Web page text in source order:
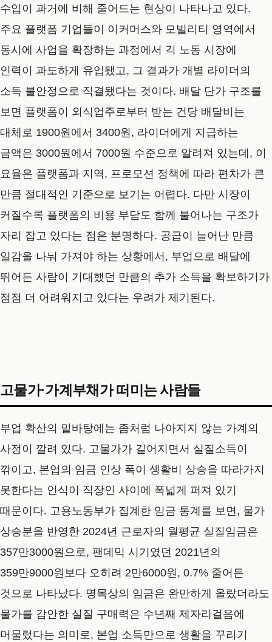
수입이 과거에 비해 줄어드는 현상이 나타나고 있다.
주요 플랫폼 기업들이 이커머스와 모빌리티 영역에서
동시에 사업을 확장하는 과정에서 긱 노동 시장에
인력이 과도하게 유입됐고, 그 결과가 개별 라이더의
소득 불안정으로 직결됐다는 것이다. 배달 단가 구조를
보면 플랫폼이 외식업주로부터 받는 건당 배달비는
대체로 1900원에서 3400원, 라이더에게 지급하는
금액은 3000원에서 7000원 수준으로 알려져 있는데, 이
요율은 플랫폼과 지역, 프로모션 정책에 따라 편차가 큰
만큼 절대적인 기준으로 보기는 어렵다. 다만 시장이
커질수록 플랫폼의 비용 부담도 함께 불어나는 구조가
자리 잡고 있다는 점은 분명하다. 공급이 늘어난 만큼
일감을 나눠 가져야 하는 상황에서, 부업으로 배달에
뛰어든 사람이 기대했던 만큼의 추가 소득을 확보하기가
점점 더 어려워지고 있다는 우려가 제기된다.
고물가·가계부채가 떠미는 사람들
부업 확산의 밑바탕에는 좀처럼 나아지지 않는 가계의
사정이 깔려 있다. 고물가가 길어지면서 실질소득이
깎이고, 본업의 임금 인상 폭이 생활비 상승을 따라가지
못한다는 인식이 직장인 사이에 폭넓게 퍼져 있기
때문이다. 고용노동부가 집계한 임금 통계를 보면, 물가
상승분을 반영한 2024년 근로자의 월평균 실질임금은
357만3000원으로, 팬데믹 시기였던 2021년의
359만9000원보다 오히려 2만6000원, 0.7% 줄어든
것으로 나타났다. 명목상의 임금은 완만하게 올랐더라도
물가를 감안한 실질 구매력은 수년째 제자리걸음에
머물렀다는 의미로, 본업 소득만으로 생활을 꾸리기